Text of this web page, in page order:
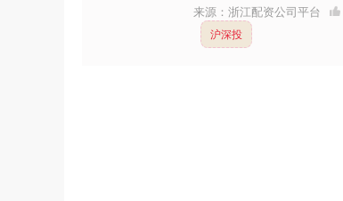
来源：浙江配资公司平台
沪深投